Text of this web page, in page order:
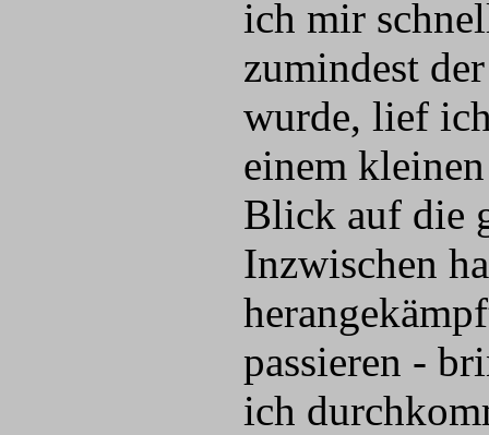
ich mir
zumindest
wurde, lief
einem
Blick auf die
Inzwischen
passieren -
ich